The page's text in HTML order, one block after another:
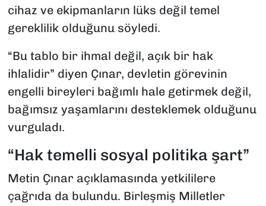
cihaz ve ekipmanların lüks değil temel
gereklilik olduğunu söyledi.
“Bu tablo bir ihmal değil, açık bir hak
ihlalidir” diyen Çınar, devletin görevinin
engelli bireyleri bağımlı hale getirmek değil,
bağımsız yaşamlarını desteklemek olduğunu
vurguladı.
“Hak temelli sosyal politika şart”
Metin Çınar açıklamasında yetkililere
çağrıda da bulundu. Birleşmiş Milletler